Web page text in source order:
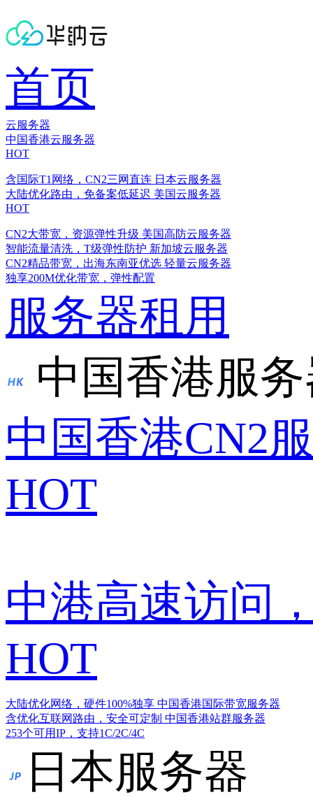
首页
云服务器
中国香港云服务器
HOT
含国际T1网络，CN2三网直连 日本云服务器
大陆优化路由，免备案低延迟 美国云服务器
HOT
CN2大带宽，资源弹性升级 美国高防云服务器
智能流量清洗，T级弹性防护 新加坡云服务器
CN2精品带宽，出海东南亚优选 轻量云服务器
独享200M优化带宽，弹性配置
服务器租用
中国香港服
中国香港CN2
HOT
中港高速访问
HOT
大陆优化网络，硬件100%独享 中国香港国际带宽服务器
含优化互联网路由，安全可定制 中国香港站群服务器
253个可用IP，支持1C/2C/4C
日本服务器